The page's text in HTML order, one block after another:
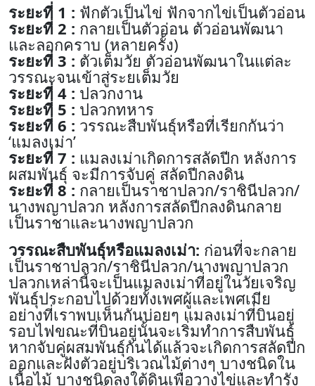
ระยะที่ 1 : ฟักตัวเป็นไข่ ฟักจากไข่เป็นตัวอ่อน
ระยะที่ 2 : กลายเป็นตัวอ่อน ตัวอ่อนพัฒนา
และลอกคราบ (หลายครั้ง)
ระยะที่ 3 : ตัวเต็มวัย ตัวอ่อนพัฒนาในแต่ละ
วรรณะจนเข้าสู่ระยเต็มวัย
ระยะที่ 4 : ปลวกงาน
ระยะที่ 5 : ปลวกทหาร
ระยะที่ 6 : วรรณะสืบพันธุ์หรือที่เรียกกันว่า
‘แมลงเม่า’
ระยะที่ 7 : แมลงเม่าเกิดการสลัดปีก หลังการ
ผสมพันธุ์ จะมีการจับคู่ สลัดปีกลงดิน
ระยะที่ 8 : กลายเป็นราชาปลวก/ราชินีปลวก/
นางพญาปลวก หลังการสลัดปีกลงดินกลาย
เป็นราชาและนางพญาปลวก
วรรณะสืบพันธุ์หรือแมลงเม่า: ก่อนที่จะกลาย
เป็นราชาปลวก/ราชินีปลวก/นางพญาปลวก
ปลวกเหล่านี้จะเป็นแมลงเม่าที่อยู่ในวัยเจริญ
พันธุ์ประกอบไปด้วยทั้งเพศผู้และเพศเมีย
อย่างที่เราพบเห็นกันบ่อยๆ แมลงเม่าที่บินอยู่
รอบไฟขณะที่บินอยู่นั้นจะเริ่มทำการสืบพันธุ์
หากจับคู่ผสมพันธุ์กันได้แล้วจะเกิดการสลัดปีก
ออกและฝังตัวอยู่บริเวณไม้ต่างๆ บางชนิดใน
เนื้อไม้ บางชนิดลงใต้ดินเพื่อวางไข่และทำรัง